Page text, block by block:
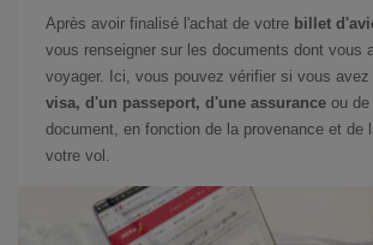
Après avoir finalisé l'achat de votre billet
vous renseigner sur les documents dont vous
voyager. Ici, vous pouvez vérifier si vous avez
visa, d'un passeport, d'une assurance ou
document, en fonction de la provenance et de
votre vol.